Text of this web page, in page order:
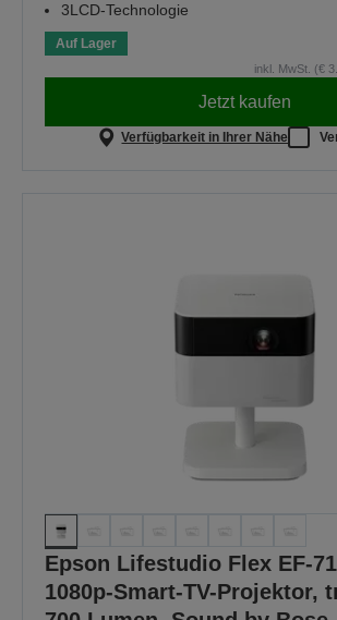
3LCD-Technologie
Auf Lager
inkl. MwSt. (€
Jetzt kaufen
Verfügbarkeit in Ihrer Nähe
Epson Lifestudio Flex EF-
1080p-Smart-TV-Projektor,